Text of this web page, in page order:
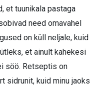
et tuunikala pastaga
need omavahel
on küll neljale, kuid
et ainult kahekesi
söö. Retseptis on
sidrunit, kuid minu jaoks